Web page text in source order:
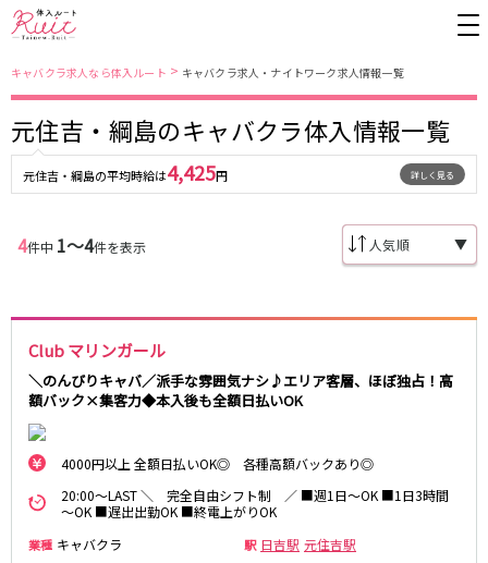
キャバクラ求人なら体入ルート > キャバクラ求人・ナイトワーク求人情報一覧
元住吉・綱島のキャバクラ体入情報一覧
元住吉・綱島の平均時給は4,425円 詳しく見る
4件中 1〜4件を表示 ▼
Club マリンガール
＼のんびりキャバ／派手な雰囲気ナシ♪エリア客層、ほぼ独占！高
額バック×集客力◆本入後も全額日払いOK
4000円以上 全額日払いOK◎ 各種高額バックあり◎
20:00～LAST ＼ 完全自由シフト制 ／ ■週1日～OK ■1日3時間
～OK ■遅出出勤OK ■終電上がりOK
業種 キャバクラ 駅 日吉駅 元住吉駅
東京都
上野
池袋
吉祥寺
五反田
蒲田
ひばりヶ丘・久米川
渋谷
北千住
八王子
練馬
秋葉原
中野
恵比寿
葛西
赤坂
小岩・新小岩
自由が丘・学芸大学
三軒茶屋・二子玉川
東京メトロ日比谷線
銀座駅
上野駅
恵比寿駅
都営大江戸線
上野御徒町駅
六本木駅
東中野駅
飯田橋駅
麻布十番駅
森下駅
勝どき駅
豊島園駅